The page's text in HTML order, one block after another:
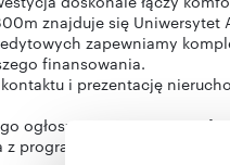
znajduje się Uniwersytet
zapewniamy
finansowania.
i prezentację
ogłoszenia nie stanowi
z programu IMO dla biur